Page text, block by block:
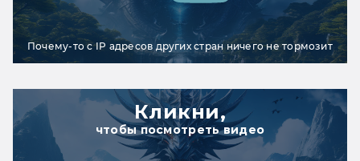
Почему-то с IP адресов других стран ничего не тормозит
Кликни,
чтобы посмотреть видео